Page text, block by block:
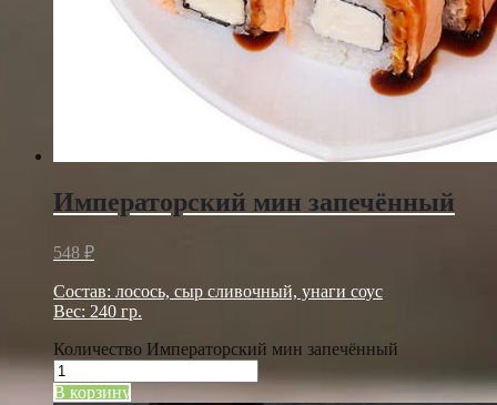
Императорский мин запечённый
548 ₽
Состав: лосось, сыр сливочный, унаги соус
Вес: 240 гр.
Количество Императорский мин запечённый
В корзину